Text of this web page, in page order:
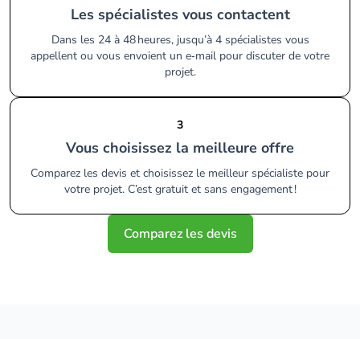
Les spécialistes vous contactent
Dans les 24 à 48 heures, jusqu’à 4 spécialistes vous
appellent ou vous envoient un e‑mail pour discuter de votre
projet.
3
Vous choisissez la meilleure offre
Comparez les devis et choisissez le meilleur spécialiste pour
votre projet. C’est gratuit et sans engagement !
Comparez les devis